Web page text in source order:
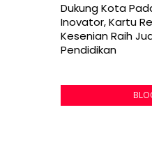
Dukung Kota
Inovator, Kartu
Kesenian Raih
Pendidikan